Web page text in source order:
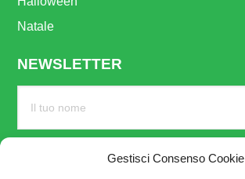
Gestisci Consenso Cookie
Natale
NEWSLETTER